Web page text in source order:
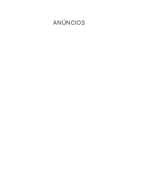
ANÚNCIOS